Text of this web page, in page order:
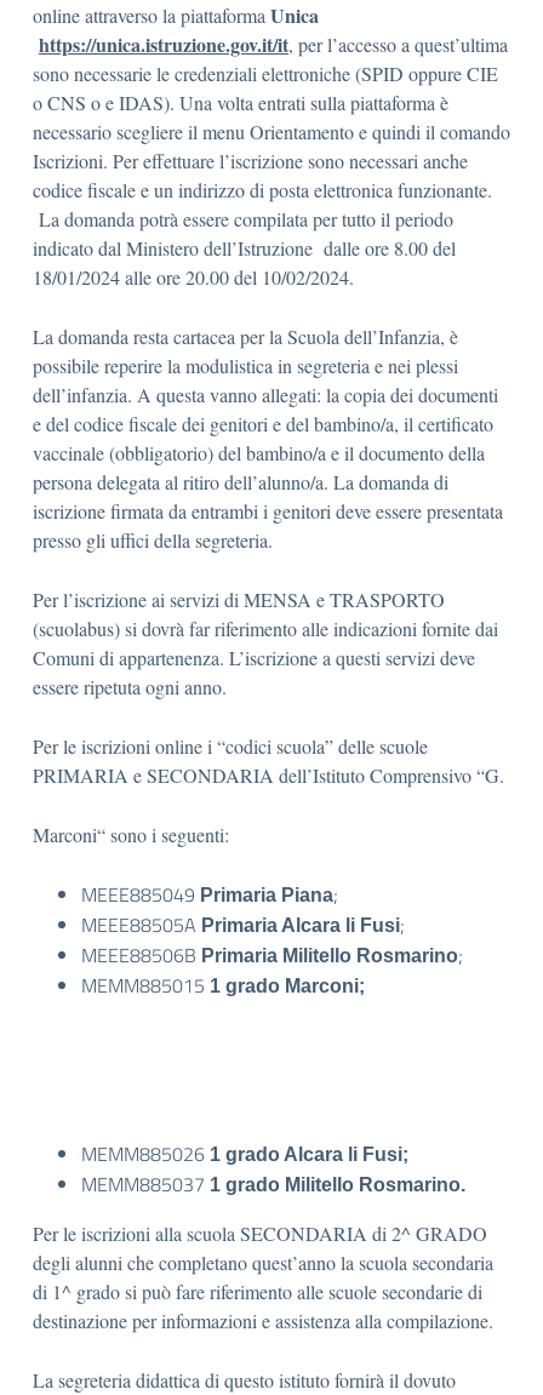
online attraverso la piattaforma Unica
https://unica.istruzione.gov.it/it, per l’accesso a quest’ultima
sono necessarie le credenziali elettroniche (SPID oppure CIE
o CNS o e IDAS). Una volta entrati sulla piattaforma è
necessario scegliere il menu Orientamento e quindi il comando
Iscrizioni. Per effettuare l’iscrizione sono necessari anche
codice fiscale e un indirizzo di posta elettronica funzionante.
La domanda potrà essere compilata per tutto il periodo
indicato dal Ministero dell’Istruzione dalle ore 8.00 del
18/01/2024 alle ore 20.00 del 10/02/2024.
La domanda resta cartacea per la Scuola dell’Infanzia, è
possibile reperire la modulistica in segreteria e nei plessi
dell’infanzia. A questa vanno allegati: la copia dei documenti
e del codice fiscale dei genitori e del bambino/a, il certificato
vaccinale (obbligatorio) del bambino/a e il documento della
persona delegata al ritiro dell’alunno/a. La domanda di
iscrizione firmata da entrambi i genitori deve essere presentata
presso gli uffici della segreteria.
Per l’iscrizione ai servizi di MENSA e TRASPORTO
(scuolabus) si dovrà far riferimento alle indicazioni fornite dai
Comuni di appartenenza. L’iscrizione a questi servizi deve
essere ripetuta ogni anno.
Per le iscrizioni online i “codici scuola” delle scuole
PRIMARIA e SECONDARIA dell’Istituto Comprensivo “G.
Marconi“ sono i seguenti:
MEEE885049 Primaria Piana;
MEEE88505A Primaria Alcara li Fusi;
MEEE88506B Primaria Militello Rosmarino;
MEMM885015 1 grado Marconi;
MEMM885026 1 grado Alcara li Fusi;
MEMM885037 1 grado Militello Rosmarino.
Per le iscrizioni alla scuola SECONDARIA di 2^ GRADO
degli alunni che completano quest’anno la scuola secondaria
di 1^ grado si può fare riferimento alle scuole secondarie di
destinazione per informazioni e assistenza alla compilazione.
La segreteria didattica di questo istituto fornirà il dovuto